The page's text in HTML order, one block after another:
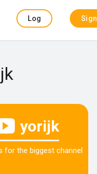
Log
Sign
yorijk
for the biggest channel